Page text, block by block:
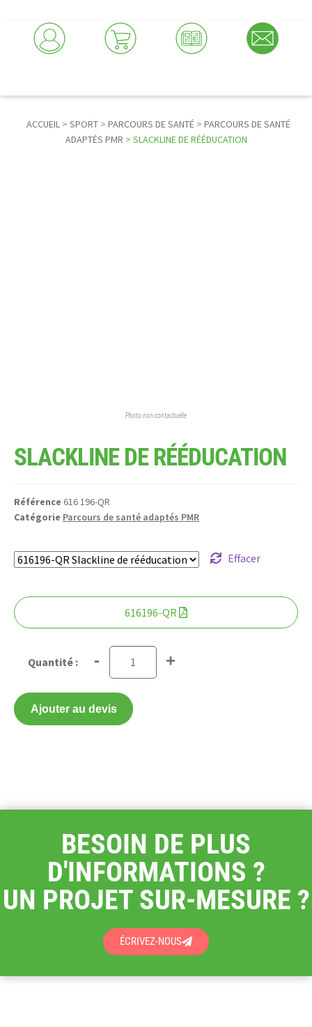
ACCUEIL >SPORT >PARCOURS DE SANTÉ >PARCOURS DE SANTÉ
ADAPTÉS PMR > SLACKLINE DE RÉÉDUCATION
Photo non contactuelle
SLACKLINE DE RÉÉDUCATION
Référence 616 196-QR
Catégorie Parcours de santé adaptés PMR
Effacer
616196-QR
- +
Ajouter au devis
BESOIN DE PLUS
D'INFORMATIONS ?
UN PROJET SUR-MESURE ?
ÉCRIVEZ-NOUS